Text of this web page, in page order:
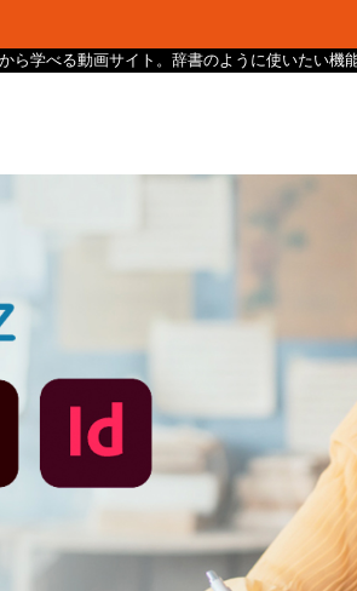
ら学べる動画サイト。辞書のように使いたい機